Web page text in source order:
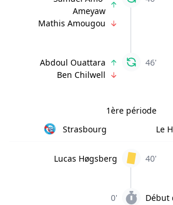
Ameyaw
Mathis Amougou
46'
Abdoul Ouattara
Ben Chilwell
1ère période
Strasbourg
Le
40'
Lucas Høgsberg
0' Début